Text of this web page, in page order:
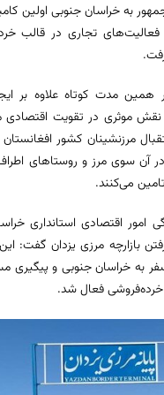
به خراسان جنوبی اولین
فعالیت‌های تجاری در قالب
همین مدت کوتاه علاوه بر
نقش موثری در تقویت اقتصادی
مرزنشینان کشور
آن سوی مرز و روستاهای
می‌کنند.
اقتصادی استانداری
بازارچه مرزی یزدان گفت:
به خراسان جنوبی و پیگیری